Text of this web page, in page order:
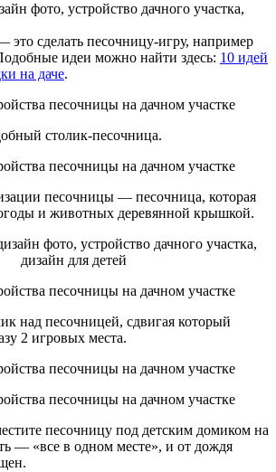
сделать песочницу-игру, например
идеи можно найти здесь: 10 идей
на даче.
столик-песочница.
песочницы — песочница, которая
и животных деревянной крышкой.
над песочницей, сдвигая который
2 игровых места.
песочницу под детским домиком на
— «все в одном месте», и от дождя